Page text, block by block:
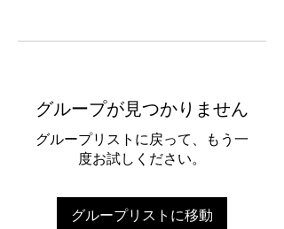
グループが見つかりません
グループリストに戻って、もう一
度お試しください。
グループリストに移動